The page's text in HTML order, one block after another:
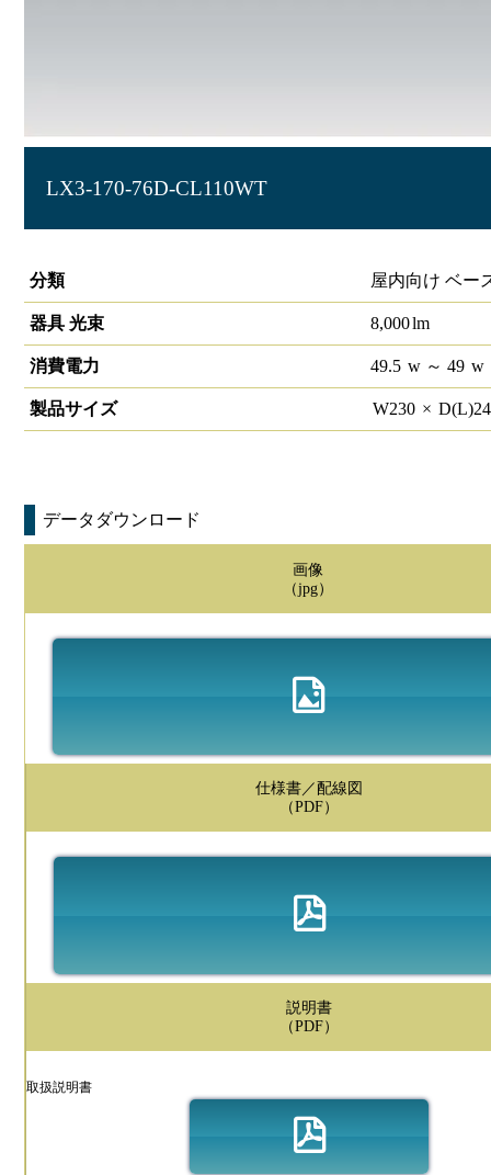
LX3-170-76D-CL110WT
分類
屋内向け ベー
器具 光束 8,000lm
消費電力 49.5 w～ 49 w
製品サイズ W230 × D(L)
データダウンロード
画像
（jpg）
仕様書／配線図
（PDF）
説明書
（PDF）
取扱説明書